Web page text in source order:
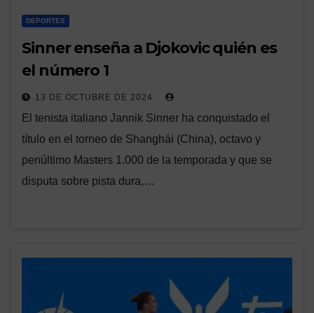
DEPORTES
Sinner enseña a Djokovic quién es
el número 1
13 DE OCTUBRE DE 2024
El tenista italiano Jannik Sinner ha conquistado el
título en el torneo de Shanghái (China), octavo y
penúltimo Masters 1.000 de la temporada y que se
disputa sobre pista dura,…